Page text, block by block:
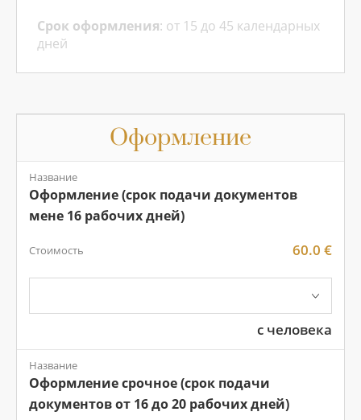
Срок оформления: от 15 до 45 календарных
дней
Оформление
Название
Оформление (срок подачи документов
мене 16 рабочих дней)
Стоимость 60.0 €
с человека
Название
Оформление срочное (срок подачи
документов от 16 до 20 рабочих дней)